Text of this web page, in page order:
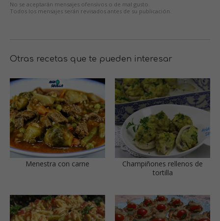
No se aceptarán mensajes ofensivos o de mal gusto.
Todos los mensajes serán revisados antes de su publicación.
Otras recetas que te pueden interesar
Menestra con carne
Champiñones rellenos de
tortilla